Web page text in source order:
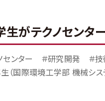
がテクノセンタ
センター ＃研究開発 ＃
国際環境工学部 機械シス